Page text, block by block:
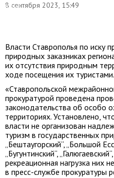
8 сентября 2023, 15:49
Юрий
Власти Ставрополья по иску
природных заказниках
их отсутствия природным
ходе посещения их туристами.
«Ставропольской
прокуратурой проведена
законодательства об особо
территориях. Установлено,
власти не организован
туризм в государственных
„Бештаугорский“, „Большой
„Бугунтинский“,
рекреационная нагрузка них
в пресс-службе прокуратуры